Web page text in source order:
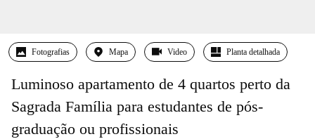
Fotografias Mapa Video Planta detalhada
Luminoso apartamento de 4 quartos perto da
Sagrada Família para estudantes de pós-
graduação ou profissionais